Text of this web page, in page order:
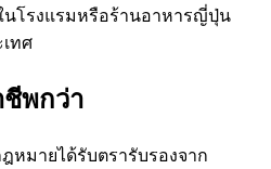
นโรงแรมหรือร้านอาหารญี่ปุ่น
ทศ
พกว่า
หมายได้รับตรารับรองจาก